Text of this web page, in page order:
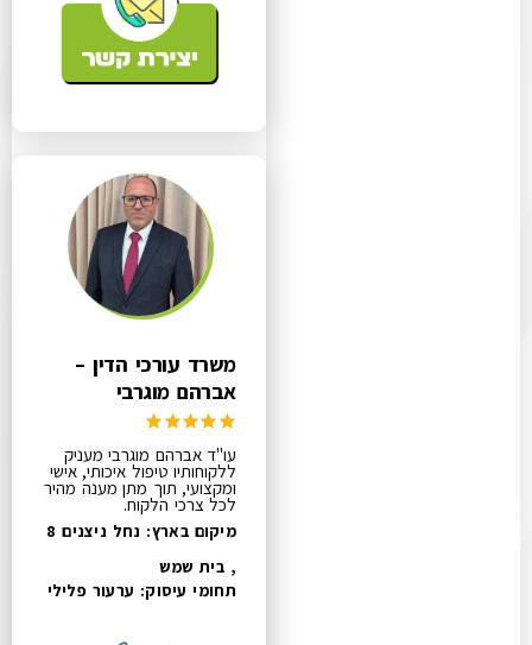
משרד עורכי הדין –
אברהם מוגרבי
עו"ד אברהם מוגרבי מעניק
ללקוחותיו טיפול איכותי, אישי
ומקצועי, תוך מתן מענה מהיר
לכל צרכי הלקוח.
מיקום בארץ: נחל ניצנים 8
, בית שמש
תחומי עיסוק: ערעור פלילי